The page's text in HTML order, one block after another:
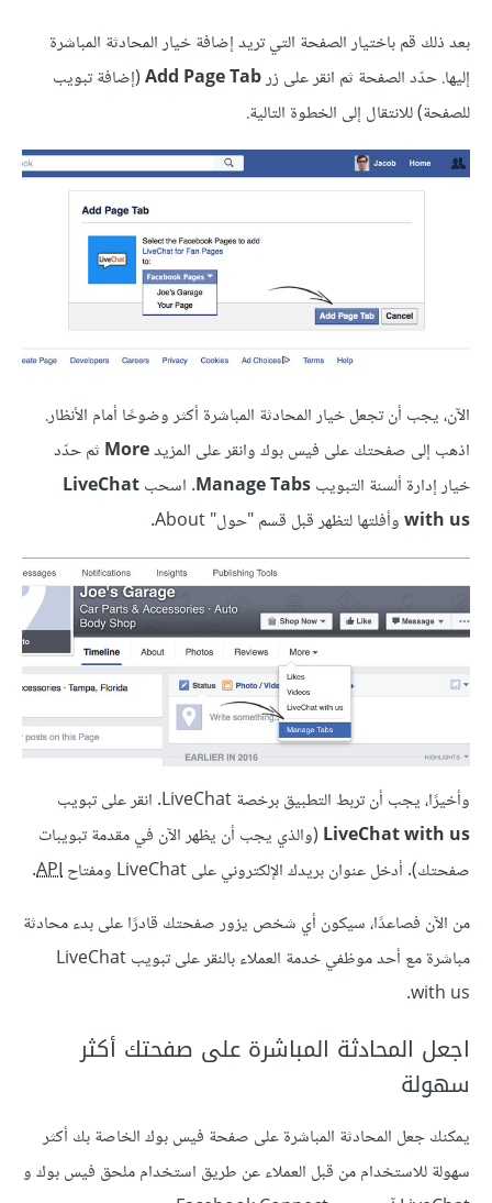
بعد ذلك قم باختيار الصفحة التي تريد إضافة خيار المحادثة المباشرة
إليها. حدّد الصفحة ثم انقر على زرAdd Page Tab
(إضافة تبويب
للصفحة) للانتقال إلى الخطوة التالية.
الآن، يجب أن تجعل خيار المحادثة المباشرة أكثر وضوحًا أمام الأنظار.
اذهب إلى صفحتك على فيس بوك وانقر على المزيدMore ثم حدّد
خيار إدارة ألسنة التبويبManage Tabs. اسحبLiveChat
with usوأفلتها لتظهر قبل قسم "حول" About.
وأخيرًا، يجب أن تربط التطبيق برخصة LiveChat. انقر على تبويب
LiveChat with us (والذي يجب أن يظهر الآن في مقدمة تبويبات
صفحتك). أدخل عنوان بريدك الإلكتروني على LiveChat ومفتاح
API
.
من الآن فصاعدًا، سيكون أي شخص يزور صفحتك قادرًا على بدء محادثة
مباشرة مع أحد موظفي خدمة العملاء بالنقر على تبويب LiveChat
with us.
اجعل المحادثة المباشرة على صفحتك أكثر
سهولة
يمكنك جعل المحادثة المباشرة على صفحة فيس بوك الخاصة بك أكثر
سهولة للاستخدام من قبل العملاء عن طريق استخدام ملحق فيس بوك و